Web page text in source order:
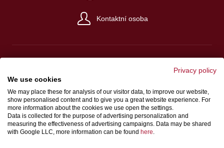
Kontaktní osoba
Impresum
Platební a dodací podmínky
Ochrana údajů
zákon o ochraně oznamovatelů
Privacy policy
We use cookies
We may place these for analysis of our visitor data, to improve our website,
show personalised content and to give you a great website experience. For
more information about the cookies we use open the settings.
Data is collected for the purpose of advertising personalization and
measuring the effectiveness of advertising campaigns. Data may be shared
with Google LLC, more information can be found here.